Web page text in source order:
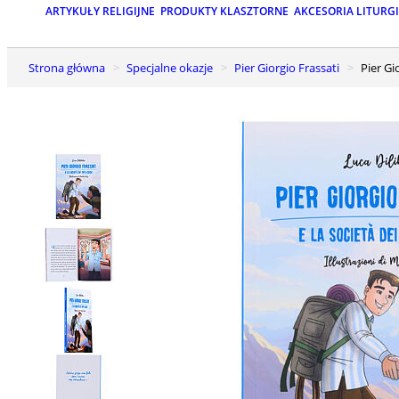
ARTYKUŁY RELIGIJNE PRODUKTY KLASZTORNE AKCESORIA
Strona główna Specjalne okazje Pier Giorgio Frassati Pier